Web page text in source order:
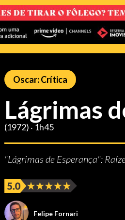
Oscar: Crítica
Lágrimas
(1972) ‧ 1h45
"Lágrimas de Esperança":
Felipe Fornari